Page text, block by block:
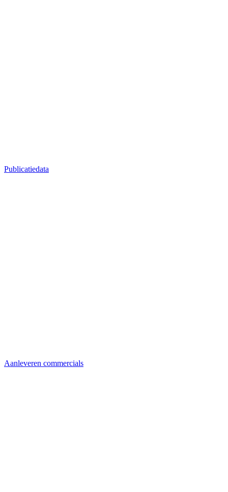
Publicatiedata
Aanleveren commercials